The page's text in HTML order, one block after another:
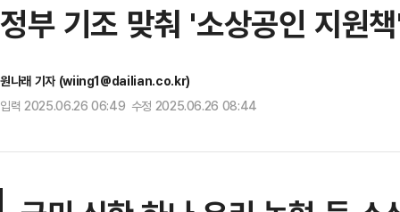
정부 기조 맞춰 '소상공인 지원
원나래 기자 (wiing1@dailian.co.kr)
입력 2025.06.26 06:49 수정 2025.06.26 08:44